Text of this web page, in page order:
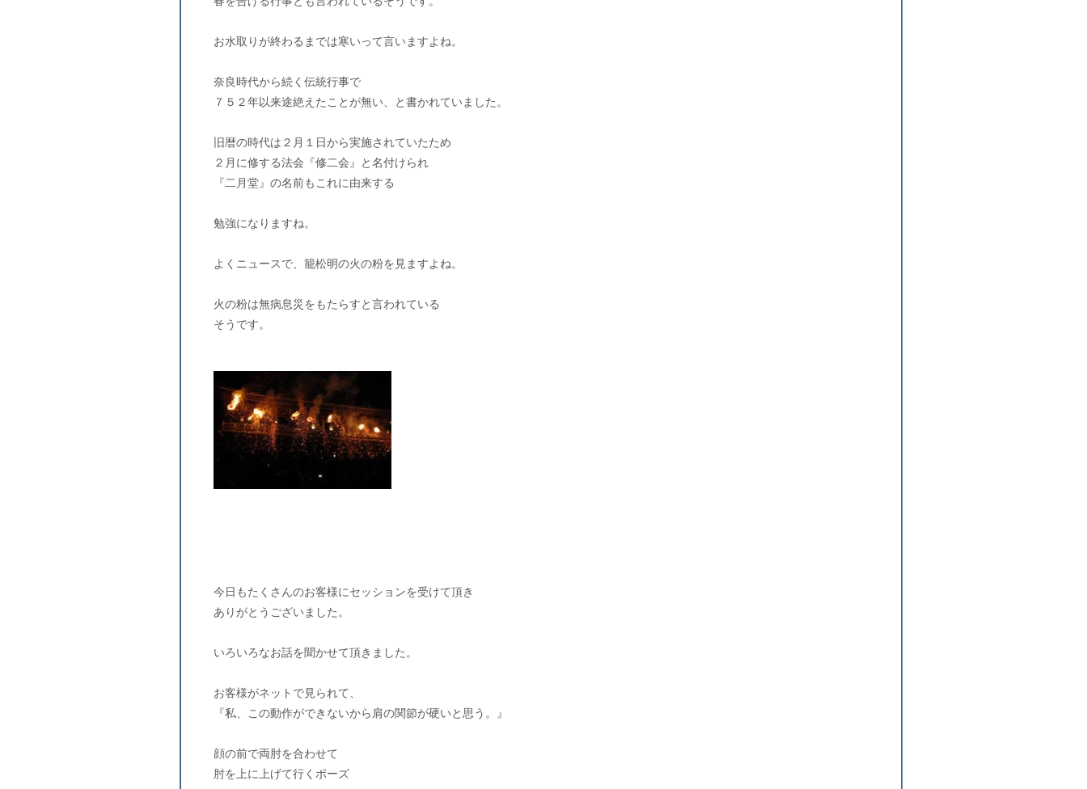
お水取りが終わるまでは寒いって言いますよね。
奈良時代から続く伝統行事で
７５２年以来途絶えたことが無い、と書かれていました。
旧暦の時代は２月１日から実施されていたため
２月に修する法会『修二会』と名付けられ
『二月堂』の名前もこれに由来する
勉強になりますね。
よくニュースで、籠松明の火の粉を見ますよね。
火の粉は無病息災をもたらすと言われている
そうです。
今日もたくさんのお客様にセッションを受けて頂き
ありがとうございました。
いろいろなお話を聞かせて頂きました。
お客様がネットで見られて、
『私、この動作ができないから肩の関節が硬いと思う。』
顔の前で両肘を合わせて
肘を上に上げて行くポーズ